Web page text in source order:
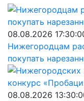
08.08.2026
Нижегородцам
покупать
08.08.2026